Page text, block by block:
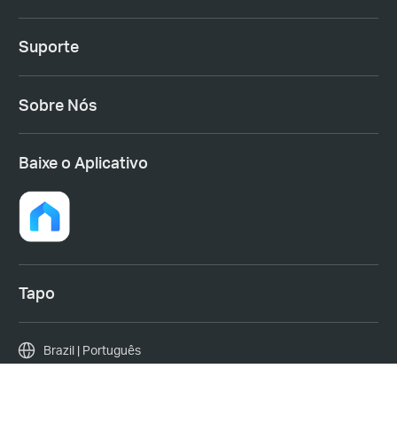
Suporte
Sobre Nós
Baixe o Aplicativo
Tapo
Brazil | Português